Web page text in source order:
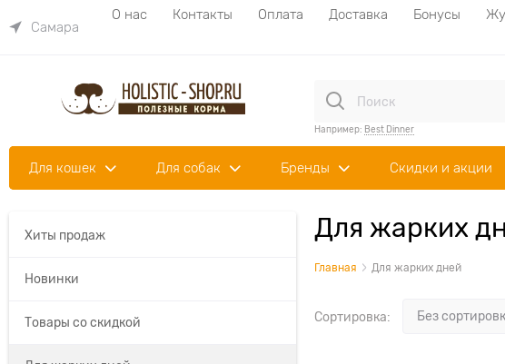
Самара
О нас Контакты Оплата Доставка Бонусы
Например: Best Dinner
Для кошек Для собак Бренды Скидки и акции
Хиты продаж
Новинки
Товары со скидкой
Для жарких
Главная Для жарких дней
Сортировка: